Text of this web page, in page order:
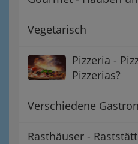
Vegetarisch
Pizzeria -
Pizzerias?
Verschiedene
Rasthäuser -